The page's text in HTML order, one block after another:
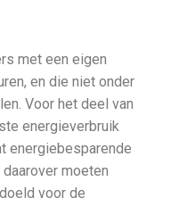
met een eigen
en die niet onder
Voor het deel van
energieverbruik
energiebesparende
moeten
voor de